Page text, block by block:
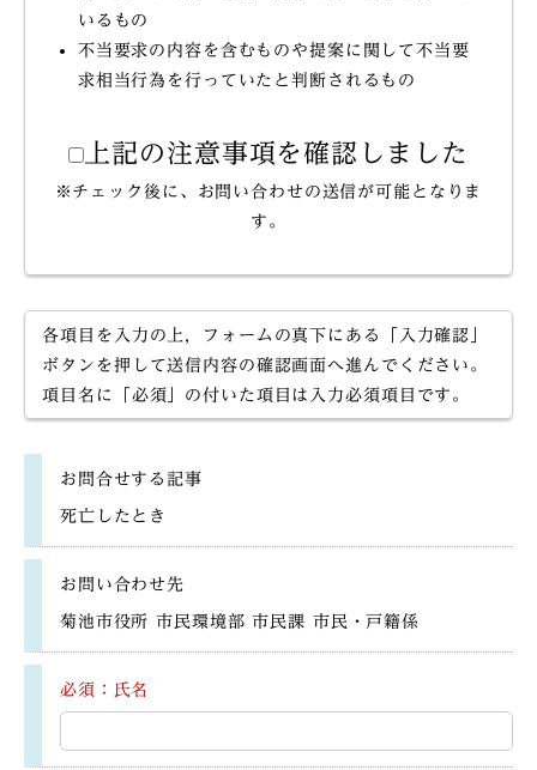
いるもの
不当要求の内容を含むものや提案に関して不当要
求相当行為を行っていたと判断されるもの
上記の注意事項を確認しました
※チェック後に、お問い合わせの送信が可能となりま
す。
各項目を入力の上，フォームの真下にある「入力確認」
ボタンを押して送信内容の確認画面へ進んでください。
項目名に「必須」の付いた項目は入力必須項目です。
お問合せする記事
死亡したとき
お問い合わせ先
菊池市役所 市民環境部 市民課 市民・戸籍係
必須：氏名